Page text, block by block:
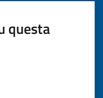
questa